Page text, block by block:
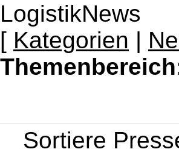
LogistikNews
[ Kategorien |
Sortiere